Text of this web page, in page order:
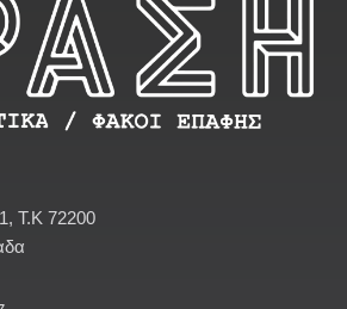
Τ.Κ 72200